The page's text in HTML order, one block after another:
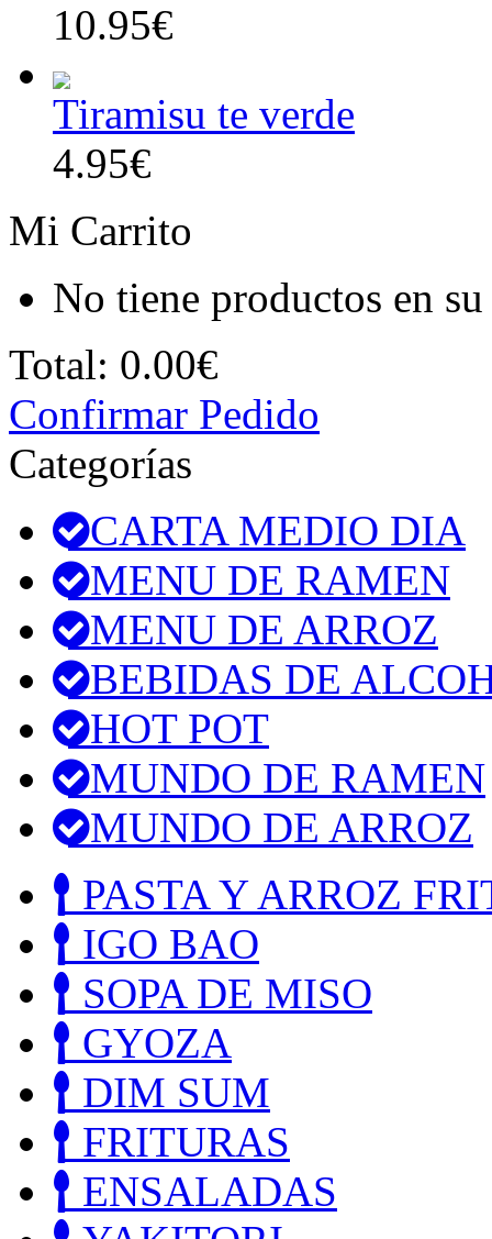
10.95€
Tiramisu te verde
4.95€
Mi Carrito
No tiene productos en
Total: 0.00€
Confirmar Pedido
Categorías
CARTA MEDIO DIA
MENU DE RAMEN
MENU DE ARROZ
BEBIDAS DE
HOT POT
MUNDO DE RAMEN
MUNDO DE ARROZ
PASTA Y ARROZ
IGO BAO
SOPA DE MISO
GYOZA
DIM SUM
FRITURAS
ENSALADAS